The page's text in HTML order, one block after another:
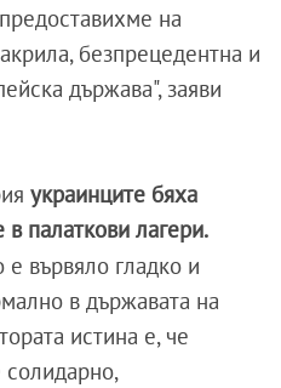
на
безпрецедентна и
държава", заяви
украинците бяха
палаткови лагери.
е вървяло гладко и
в държавата на
истина е, че
солидарно,